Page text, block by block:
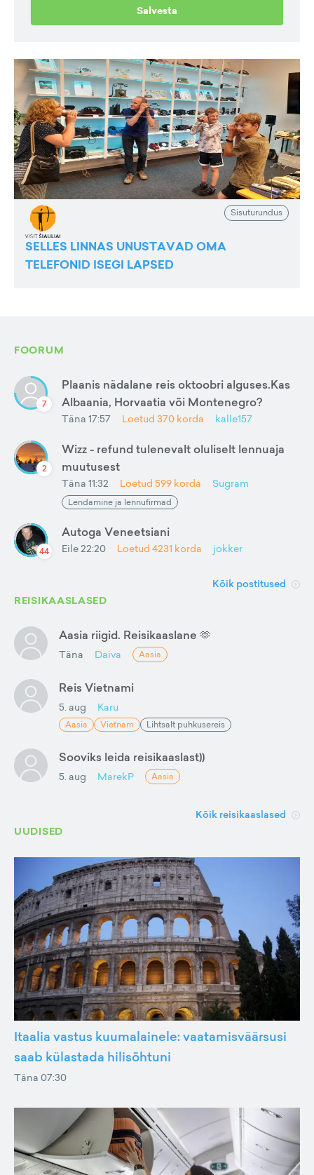
Salvesta
Sisuturundus
SELLES LINNAS UNUSTAVAD OMA
TELEFONID ISEGI LAPSED
FOORUM
7
Plaanis nädalane reis oktoobri alguses.Kas
Albaania, Horvaatia või Montenegro?
Täna 17:57 Loetud 370 korda kalle157
2
Wizz - refund tulenevalt oluliselt lennuaja
muutusest
Täna 11:32 Loetud 599 korda Sugram
Lendamine ja lennufirmad
44
Autoga Veneetsiani
Eile 22:20 Loetud 4231 korda jokker
Kõik postitused
REISIKAASLASED
Aasia riigid. Reisikaaslane 🫶
Täna Daiva Aasia
Reis Vietnami
5. aug Karu
Aasia Vietnam Lihtsalt puhkusereis
Sooviks leida reisikaaslast))
5. aug MarekP Aasia
Kõik reisikaaslased
UUDISED
Itaalia vastus kuumalainele: vaatamisväärsusi
saab külastada hilisõhtuni
Täna 07:30